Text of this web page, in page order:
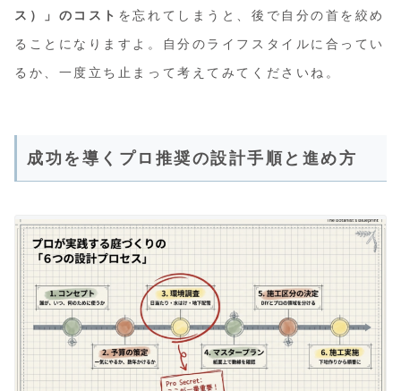
ス）」のコスト を忘れてしまうと、後で自分の首を絞め
ることになりますよ。自分のライフスタイルに合ってい
るか、一度立ち止まって考えてみてくださいね。
成功を導くプロ推奨の設計手順と進め方